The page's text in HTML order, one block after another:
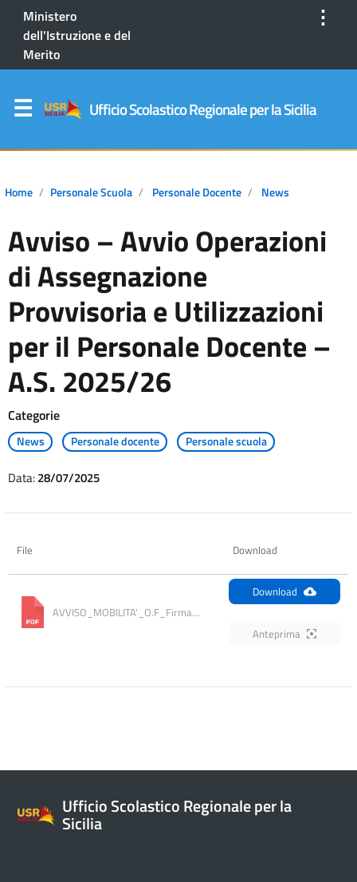
Ministero
dell'Istruzione e del
Merito
⋮
Ufficio Scolastico Regionale per la Sicilia
Home Personale Scuola Personale Docente News
Avviso – Avvio Operazioni
di Assegnazione
Provvisoria e Utilizzazioni
per il Personale Docente –
A.S. 2025/26
Categorie
News Personale docente Personale scuola
Data:28/07/2025
File Download
AVVISO_MOBILITA'_O.F_Firmato
Download
Anteprima
Ufficio Scolastico Regionale per la
Sicilia